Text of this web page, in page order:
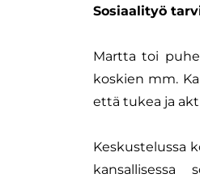
Sosiaalityö
Martta toi
koskien mm.
että tukea ja
Keskustelussa
kansallisessa